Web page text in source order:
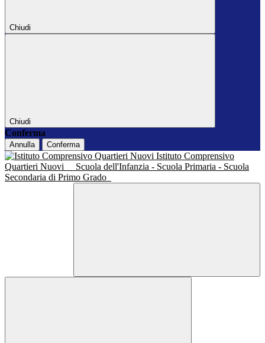
Chiudi
Chiudi
Conferma
Annulla Conferma
Istituto Comprensivo
Quartieri Nuovi
Scuola dell'Infanzia - Scuola Primaria - Scuola
Secondaria di Primo Grado